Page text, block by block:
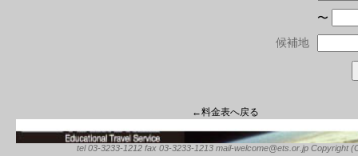
〜
候補地
←料金表へ戻る
tel 03-3233-1212 fax 03-3233-1213 mail-welcome@ets.or.jp Copyright